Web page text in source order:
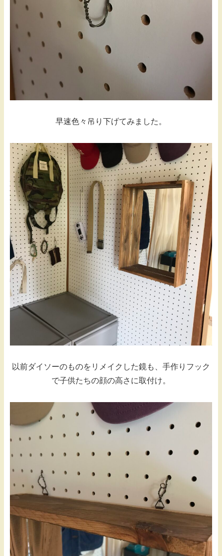
早速色々吊り下げてみました。
以前ダイソーのものをリメイクした鏡も、手作りフック
で子供たちの顔の高さに取付け。